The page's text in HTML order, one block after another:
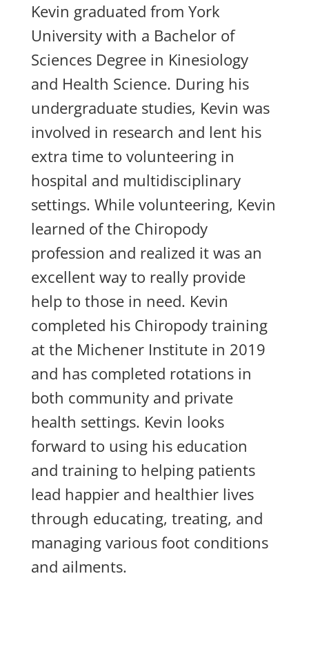
Kevin graduated from York
University with a Bachelor of
Sciences Degree in Kinesiology
and Health Science. During his
undergraduate studies, Kevin was
involved in research and lent his
extra time to volunteering in
hospital and multidisciplinary
settings. While volunteering, Kevin
learned of the Chiropody
profession and realized it was an
excellent way to really provide
help to those in need. Kevin
completed his Chiropody training
at the Michener Institute in 2019
and has completed rotations in
both community and private
health settings. Kevin looks
forward to using his education
and training to helping patients
lead happier and healthier lives
through educating, treating, and
managing various foot conditions
and ailments.